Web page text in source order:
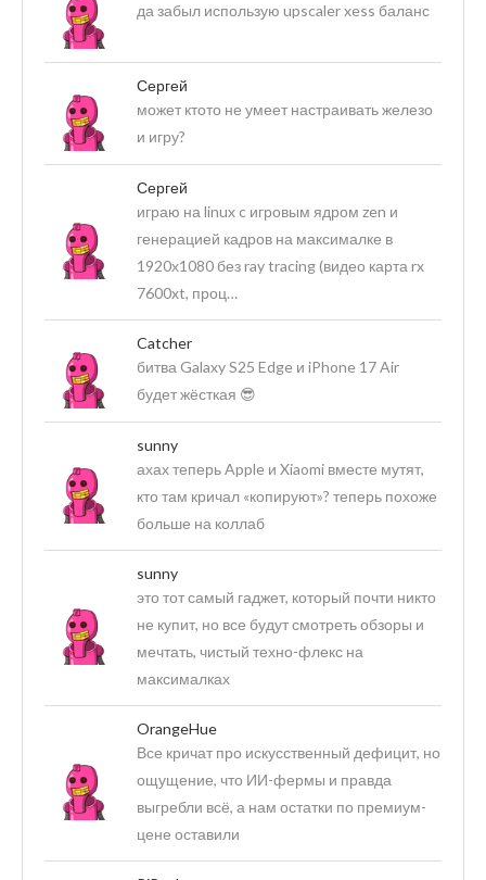
да забыл использую upscaler xess баланс
Сергей
может ктото не умеет настраивать железо
и игру?
Сергей
играю на linux c игровым ядром zen и
генерацией кадров на максималке в
1920х1080 без ray tracing (видео карта rx
7600xt, проц…
Catcher
битва Galaxy S25 Edge и iPhone 17 Air
будет жёсткая 😎
sunny
ахах теперь Apple и Xiaomi вместе мутят,
кто там кричал «копируют»? теперь похоже
больше на коллаб
sunny
это тот самый гаджет, который почти никто
не купит, но все будут смотреть обзоры и
мечтать, чистый техно-флекс на
максималках
OrangeHue
Все кричат про искусственный дефицит, но
ощущение, что ИИ-фермы и правда
выгребли всё, а нам остатки по премиум-
цене оставили